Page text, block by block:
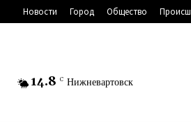
Новости Город Общество
14.8 C Нижневартовск